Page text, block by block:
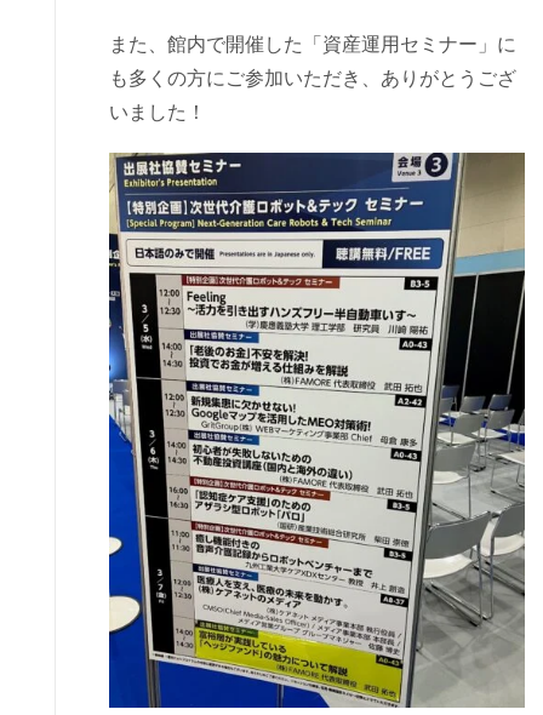
また、館内で開催した「資産運用セミナー」に
も多くの方にご参加いただき、ありがとうござ
いました！